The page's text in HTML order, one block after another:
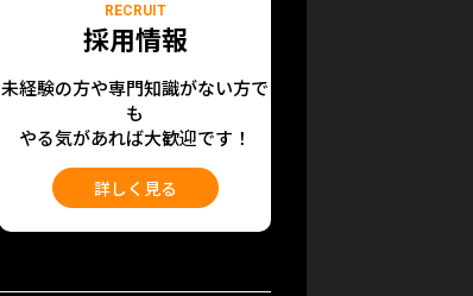
RECRUIT
採用情報
未経験の方や専門知識がない方で
も
やる気があれば大歓迎です！
詳しく見る